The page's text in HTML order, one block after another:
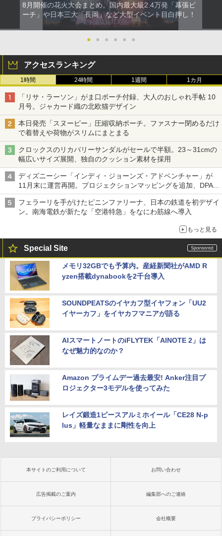
8月開催の花火大会まとめ。国内最大級2.4万発「幕張ビ
ーチ」や日本三大「長岡」など大型イベント目白押し！
● ● ● ● ● ●
アクセスランキング
1時間 24時間 1週間 1カ月
「リサ・ラーソン」がま口ポーチ付録、大人のおしゃれ手帖 10
月号。ジャカード織の北欧猫デザイン
本日発売「スヌーピー」圧縮収納ポーチ。ファスナー閉めるだけ
で着替えや荷物がスリムにまとまる
クロックスのリカバリーサンダルがセールで半額。23～31cmの
幅広いサイズ展開、独自のクッション素材を採用
ディズニーシー「インディ・ジョーンズ・アドベンチャー」が
11月末に運営再開。プロジェクションマッピングを追加、DPA
は1500円
フェラーリを手がけたピニンファリーナ、日本の鉄道を初デザイ
ン。南海電鉄が新たな「空港特急」をなにわ筋線へ導入
もっと見る
Special Site
メモリ32GBでも予算内。産経新聞社がAMD R
yzen搭載dynabookを2千台導入
SOUNDPEATSのイヤカフ型イヤフォン「UU2
イヤーカフ」をイヤカフマニアが語る
AIスマートノートのiFLYTEK「AINOTE 2」は
なぜ魅力的なのか？
Amazon プライムデー過去最安! Anker注目プ
ロジェクター3モデルを使ってみた
レイズ鍛造1ピースアルミホイール「CE28 N-p
lus」軽量なままに剛性を向上
本サイトのご利用について お問い合わせ
広告掲載のご案内 編集部へのご連絡
プライバシーポリシー 会社概要